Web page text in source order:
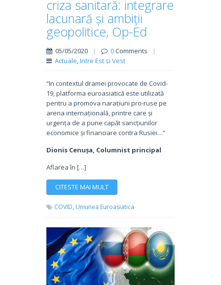
criza sanitară: integrare
lacunară și ambiții
geopolitice, Op-Ed
05/05/2020 | 0Comments
|
Actuale,Intre Est si Vest
“In contextul dramei provocate de Covid-
19, platforma euroasiatică este utilizată
pentru a promova narațiuni pro-ruse pe
arena internațională, printre care și
urgența de a pune capăt sancțiunilor
economice și financiare contra Rusiei…”
Dionis Cenușa, Columnist principal
Aflarea în […]
CITESTE MAI MULT
COVID, Uniunea Euroasiatica